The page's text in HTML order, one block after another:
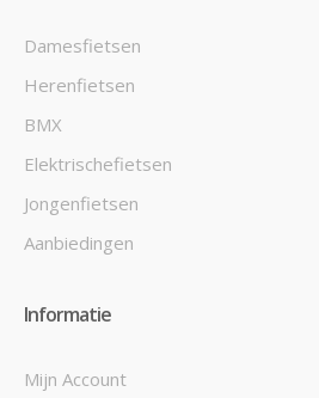
Damesfietsen
Herenfietsen
BMX
Elektrischefietsen
Jongenfietsen
Aanbiedingen
Informatie
Mijn Account